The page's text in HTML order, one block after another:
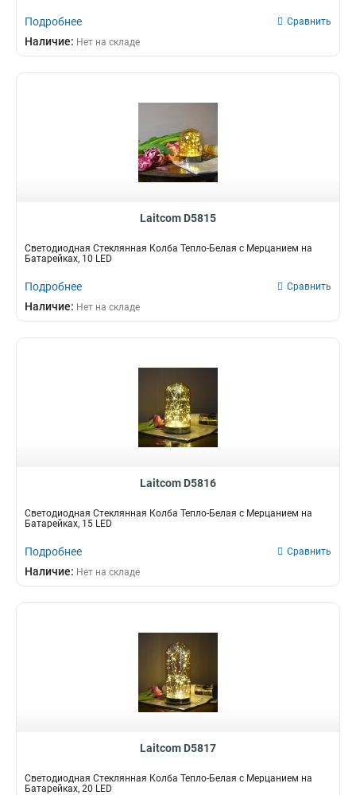
Подробнее Сравнить
Наличие: Нет на складе
Laitcom D5815
Светодиодная Стеклянная Колба Тепло-Белая с Мерцанием на
Батарейках, 10 LED
Подробнее Сравнить
Наличие: Нет на складе
Laitcom D5816
Светодиодная Стеклянная Колба Тепло-Белая с Мерцанием на
Батарейках, 15 LED
Подробнее Сравнить
Наличие: Нет на складе
Laitcom D5817
Светодиодная Стеклянная Колба Тепло-Белая с Мерцанием на
Батарейках, 20 LED